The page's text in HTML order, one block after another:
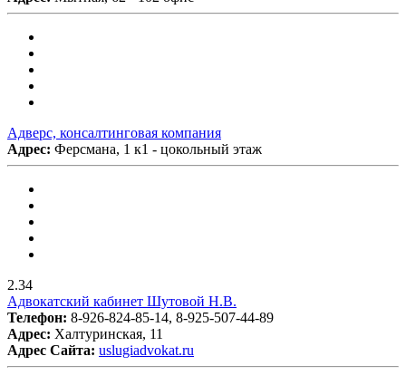
Адверс, консалтинговая компания
Адрес: Ферсмана, 1 к1 - цокольный этаж
2.34
Адвокатский кабинет Шутовой Н.В.
Телефон: 8-926-824-85-14, 8-925-507-44-89
Адрес: Халтуринская, 11
Адрес Сайта: uslugiadvokat.ru